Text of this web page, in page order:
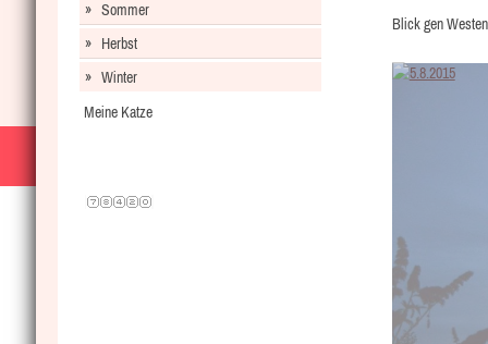
Blick gen Westen
Sommer
Herbst
Winter
Meine Katze